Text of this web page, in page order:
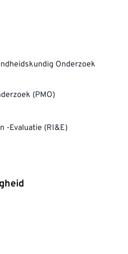
Onderzoek
(PMO)
-Evaluatie (RI&E)